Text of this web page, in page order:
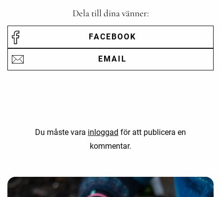
Dela till dina vänner:
FACEBOOK
EMAIL
Du måste vara inloggad för att publicera en
kommentar.